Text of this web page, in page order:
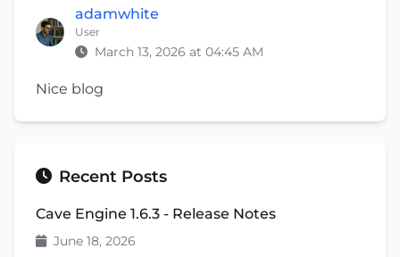
adamwhite
User
March 13, 2026 at 04:45 AM
Nice blog
Recent Posts
Cave Engine 1.6.3 - Release Notes
June 18, 2026